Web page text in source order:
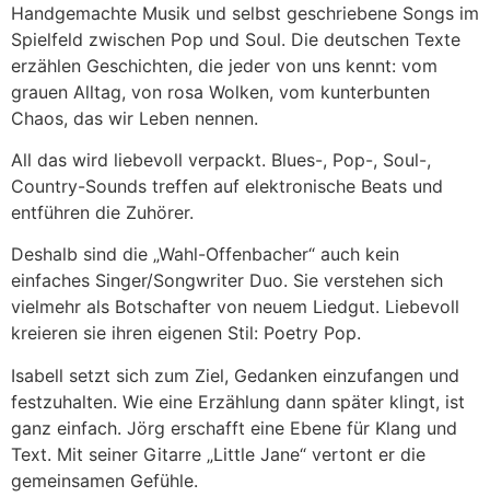
Handgemachte Musik und selbst geschriebene Songs im
Spielfeld zwischen Pop und Soul. Die deutschen Texte
erzählen Geschichten, die jeder von uns kennt: vom
grauen Alltag, von rosa Wolken, vom kunterbunten
Chaos, das wir Leben nennen.
All das wird liebevoll verpackt. Blues-, Pop-, Soul-,
Country-Sounds treffen auf elektronische Beats und
entführen die Zuhörer.
Deshalb sind die „Wahl-Offenbacher“ auch kein
einfaches Singer/Songwriter Duo. Sie verstehen sich
vielmehr als Botschafter von neuem Liedgut. Liebevoll
kreieren sie ihren eigenen Stil: Poetry Pop.
Isabell setzt sich zum Ziel, Gedanken einzufangen und
festzuhalten. Wie eine Erzählung dann später klingt, ist
ganz einfach. Jörg erschafft eine Ebene für Klang und
Text. Mit seiner Gitarre „Little Jane“ vertont er die
gemeinsamen Gefühle.